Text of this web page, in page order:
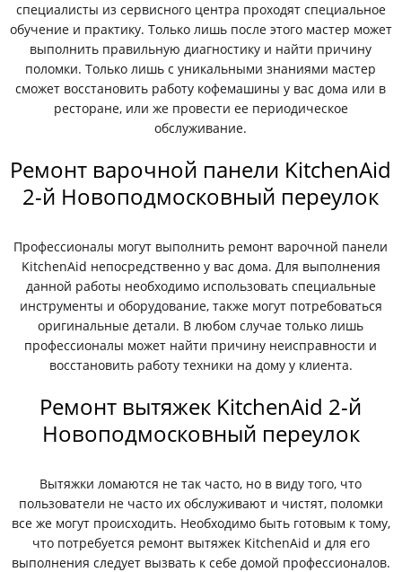
специалисты из сервисного центра проходят специальное
обучение и практику. Только лишь после этого мастер может
выполнить правильную диагностику и найти причину
поломки. Только лишь с уникальными знаниями мастер
сможет восстановить работу кофемашины у вас дома или в
ресторане, или же провести ее периодическое
обслуживание.
Ремонт варочной панели KitchenAid
2-й Новоподмосковный переулок
Профессионалы могут выполнить ремонт варочной панели
KitchenAid непосредственно у вас дома. Для выполнения
данной работы необходимо использовать специальные
инструменты и оборудование, также могут потребоваться
оригинальные детали. В любом случае только лишь
профессионалы может найти причину неисправности и
восстановить работу техники на дому у клиента.
Ремонт вытяжек KitchenAid 2-й
Новоподмосковный переулок
Вытяжки ломаются не так часто, но в виду того, что
пользователи не часто их обслуживают и чистят, поломки
все же могут происходить. Необходимо быть готовым к тому,
что потребуется ремонт вытяжек KitchenAid и для его
выполнения следует вызвать к себе домой профессионалов.